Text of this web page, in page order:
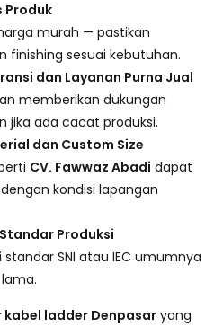
Produk
murah — pastikan
finishing sesuai kebutuhan.
dan Layanan Purna Jual
memberikan dukungan
jika ada cacat produksi.
dan Custom Size
CV. Fawwaz Abadi dapat
kondisi lapangan
Produksi
SNI atau IEC umumnya
kabel ladder Denpasar yang